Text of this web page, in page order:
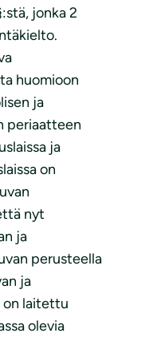
jonka 2
huomioon
ja
periaatteen
ja
on
nyt
ja
perusteella
ja
on laitettu
olevia